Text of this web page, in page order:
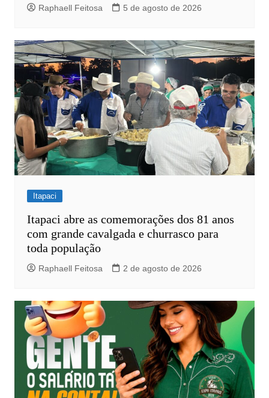
Raphaell Feitosa 5 de agosto de 2026
Itapaci
Itapaci abre as comemorações dos 81 anos
com grande cavalgada e churrasco para
toda população
Raphaell Feitosa 2 de agosto de 2026